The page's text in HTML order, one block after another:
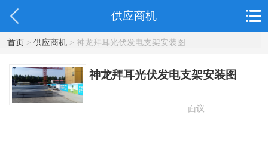
供应商机
首页> 供应商机> 神龙拜耳光伏发电支架安装图
神龙拜耳光伏发电支架安装图
面议